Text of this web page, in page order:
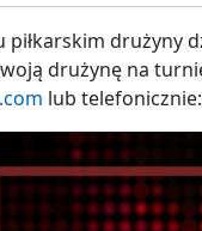
drużyny
drużynę na
lub